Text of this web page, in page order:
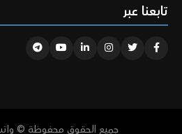
تابعنا عبر
Facebook
Twitter
Instagram
Linkedin
Youtube
Telegram
جميع الحقوق محفوظة © واتس